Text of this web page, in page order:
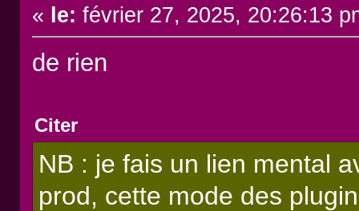
« le: février 27, 2025, 20:26:13
de rien
Citer
NB : je fais un lien mental
prod, cette mode des